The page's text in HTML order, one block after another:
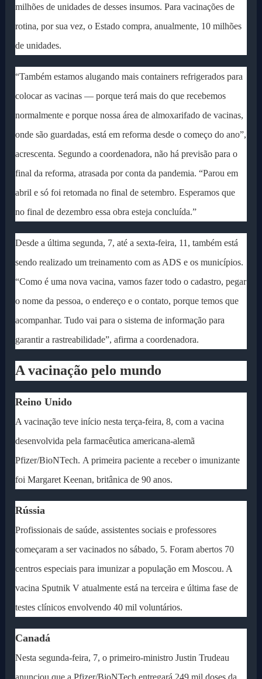
milhões de unidades de desses insumos. Para vacinações de
rotina, por sua vez, o Estado compra, anualmente, 10 milhões
de unidades.
“Também estamos alugando mais containers refrigerados para
colocar as vacinas — porque terá mais do que recebemos
normalmente e porque nossa área de almoxarifado de vacinas,
onde são guardadas, está em reforma desde o começo do ano”,
acrescenta. Segundo a coordenadora, não há previsão para o
final da reforma, atrasada por conta da pandemia. “Parou em
abril e só foi retomada no final de setembro. Esperamos que
no final de dezembro essa obra esteja concluída.”
Desde a última segunda, 7, até a sexta-feira, 11, também está
sendo realizado um treinamento com as ADS e os municípios.
“Como é uma nova vacina, vamos fazer todo o cadastro, pegar
o nome da pessoa, o endereço e o contato, porque temos que
acompanhar. Tudo vai para o sistema de informação para
garantir a rastreabilidade”, afirma a coordenadora.
A vacinação pelo mundo
Reino Unido
A vacinação teve início nesta terça-feira, 8, com a vacina
desenvolvida pela farmacêutica americana-alemã
Pfizer/BioNTech. A primeira paciente a receber o imunizante
foi Margaret Keenan, britânica de 90 anos.
Rússia
Profissionais de saúde, assistentes sociais e professores
começaram a ser vacinados no sábado, 5. Foram abertos 70
centros especiais para imunizar a população em Moscou. A
vacina Sputnik V atualmente está na terceira e última fase de
testes clínicos envolvendo 40 mil voluntários.
Canadá
Nesta segunda-feira, 7, o primeiro-ministro Justin Trudeau